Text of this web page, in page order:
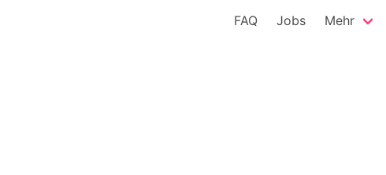
FAQ Jobs Mehr